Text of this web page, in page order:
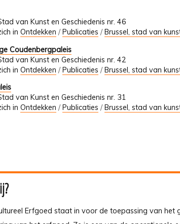
van Kunst en Geschiedenis nr. 46
in Ontdekken / Publicaties / Brussel, stad van
Coudenbergpaleis
van Kunst en Geschiedenis nr. 42
in Ontdekken /Publicaties /Brussel, stad van
van Kunst en Geschiedenis nr. 31
in Ontdekken /Publicaties /Brussel, stad van
Erfgoed staat in voor de toepassing van het